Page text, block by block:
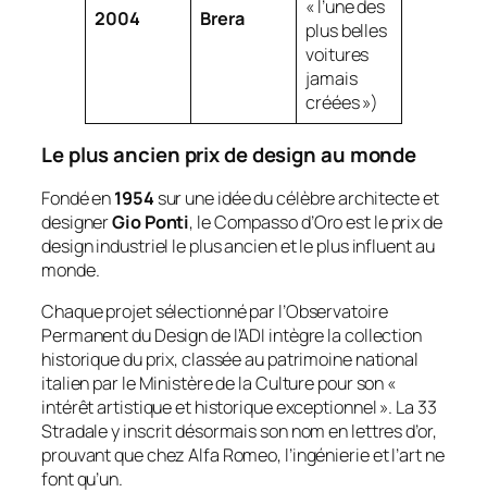
2004 Brera
« l’une des
plus belles
voitures
jamais
créées »)
Le plus ancien prix de design au monde
Fondé en1954 sur une idée du célèbre architecte et
designerGio Ponti, le Compasso d’Oro est le prix de
design industriel le plus ancien et le plus influent au
monde.
Chaque projet sélectionné par l’Observatoire
Permanent du Design de l’ADI intègre la collection
historique du prix, classée au patrimoine national
italien par le Ministère de la Culture pour son «
intérêt artistique et historique exceptionnel ». La 33
Stradale y inscrit désormais son nom en lettres d’or,
prouvant que chez Alfa Romeo, l’ingénierie et l’art ne
font qu’un.